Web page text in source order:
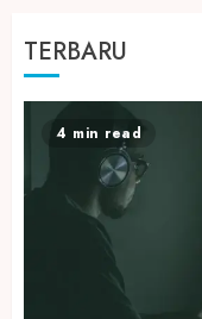
TERBARU
4 min read